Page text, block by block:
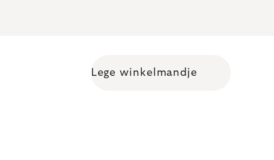
Shopping cart
Lege winkelmandje